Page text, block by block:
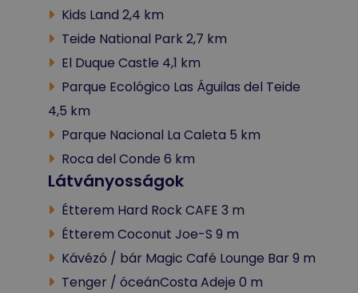
Kids Land 2,4 km
Teide National Park 2,7 km
El Duque Castle 4,1 km
Parque Ecológico Las Águilas del Teide
4,5 km
Parque Nacional La Caleta 5 km
Roca del Conde 6 km
Látványosságok
Étterem Hard Rock CAFE 3 m
Étterem Coconut Joe-S 9 m
Kávézó / bár Magic Café Lounge Bar 9 m
Tenger / óceánCosta Adeje 0 m